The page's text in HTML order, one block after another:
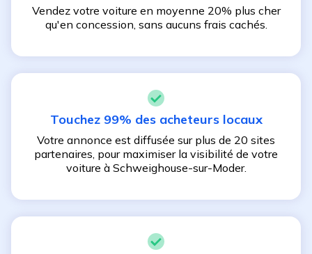
Vendez votre voiture en moyenne 20% plus cher
qu'en concession, sans aucuns frais cachés.
Touchez 99% des acheteurs locaux
Votre annonce est diffusée sur plus de 20 sites
partenaires, pour maximiser la visibilité de votre
voiture à Schweighouse-sur-Moder.